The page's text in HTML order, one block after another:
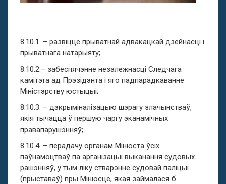
8.10.1. – развіццё прыватнай адвакацкай дзейнасці і
прыватнага натарыяту;
8.10.2.– забеспячэнне незалежнасці Следчага
камітэта ад Прэзідэнта і яго падпарадкаванне
Міністэрству юстыцыі;
8.10.3. – дэкрыміналізацыю шэрагу злачынстваў,
якія тычацца ў першую чаргу эканамічных
правапарушэнняў;
8.10.4. – перадачу органам Мінюста ўсіх
паўнамоцтваў па арганізацыі выканання судовых
рашэнняў, у тым ліку стварэнне судовай паліцыі
(прыставаў) пры Мінюсце, якая займалася б